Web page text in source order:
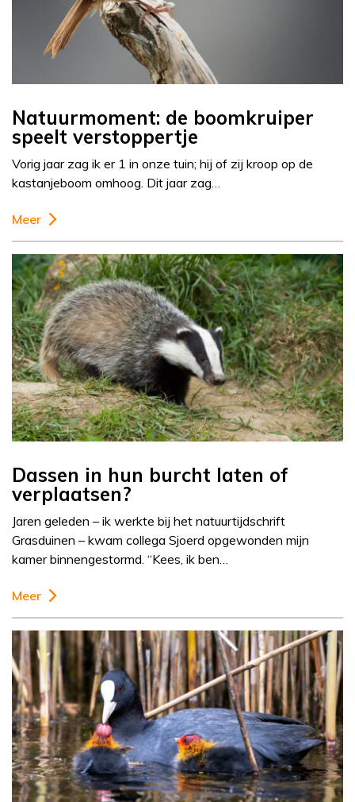
Natuurmoment: de boomkruiper
speelt verstoppertje
Vorig jaar zag ik er 1 in onze tuin; hij of zij kroop op de
kastanjeboom omhoog. Dit jaar zag…
Meer
Dassen in hun burcht laten of
verplaatsen?
Jaren geleden – ik werkte bij het natuurtijdschrift
Grasduinen – kwam collega Sjoerd opgewonden mijn
kamer binnengestormd. “Kees, ik ben…
Meer